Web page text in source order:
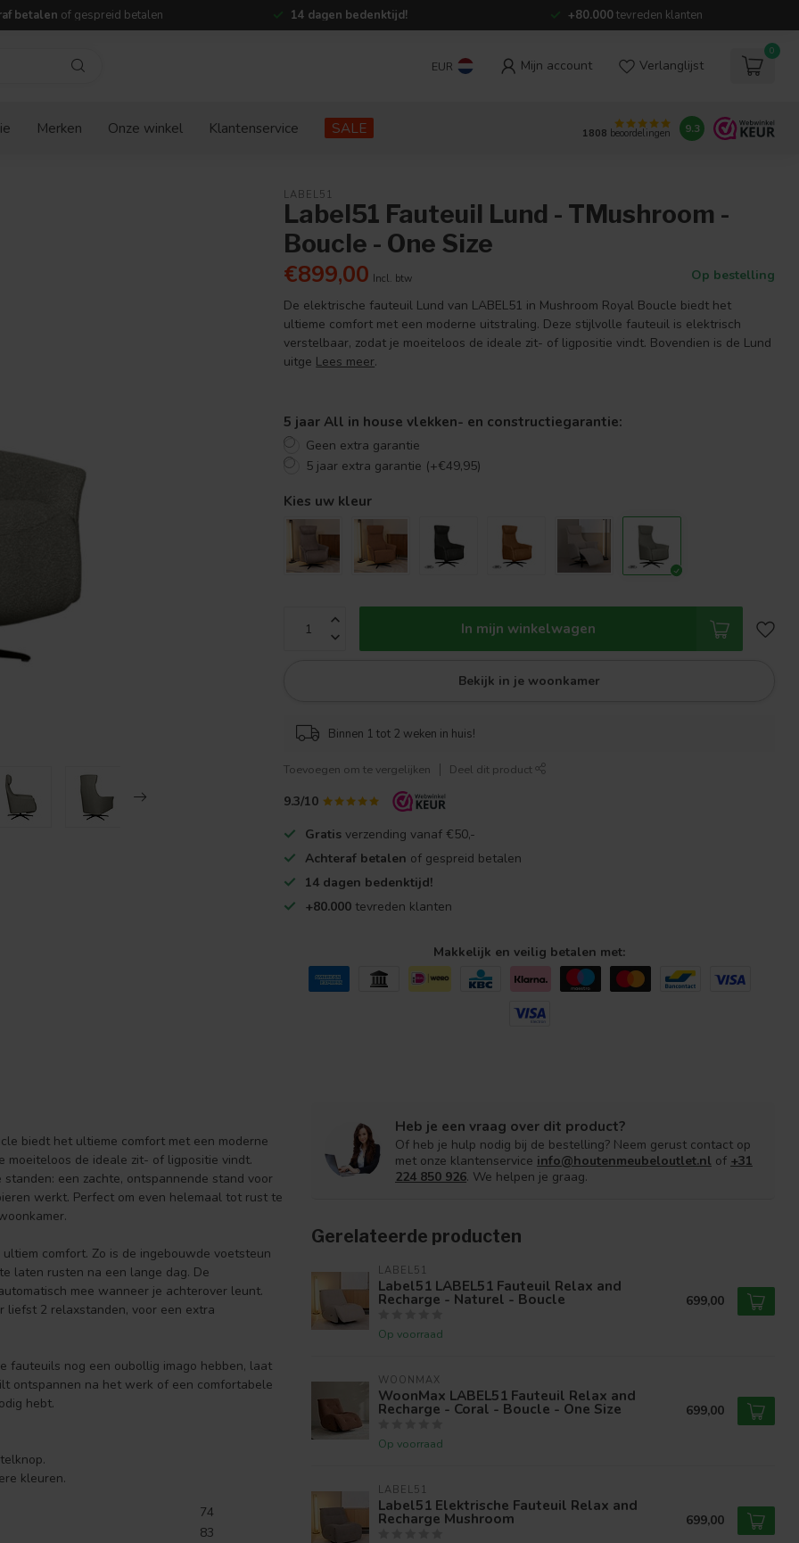
betalen of gespreid betalen 14 dagen bedenktijd! +80.000tevreden klanten
EUR Mijn account Verlanglijst
0
Merken Onze winkel Klantenservice SALE 1808 beoordelingen 9.3
LABEL51
Label51 Fauteuil Lund - TMushroom -
Boucle - One Size
€899,00 Incl. btw
Op bestelling
De elektrische fauteuil Lund van LABEL51 in Mushroom Royal Boucle biedt het
ultieme comfort met een moderne uitstraling. Deze stijlvolle fauteuil is elektrisch
verstelbaar, zodat je moeiteloos de ideale zit- of ligpositie vindt. Bovendien is de Lund
uitge Lees meer.
5 jaar All in house vlekken- en constructiegarantie:
Geen extra garantie
5 jaar extra garantie (+€49,95)
Kies uw kleur
In mijn winkelwagen
Bekijk in je woonkamer
Binnen 1 tot 2 weken in huis!
Toevoegen om te vergelijken Deel dit product
9.3/10
Gratis verzending vanaf €50,-
Achteraf betalen of gespreid betalen
14 dagen bedenktijd!
+80.000 tevreden klanten
Makkelijk en veilig betalen met:
biedt het ultieme comfort met een moderne
de ideale zit- of ligpositie vindt.
een zachte, ontspannende stand voor
werkt. Perfect om even helemaal tot rust te
comfort. Zo is de ingebouwde voetsteun
laten rusten na een lange dag. De
mee wanneer je achterover leunt.
liefst 2 relaxstanden, voor een extra
fauteuils nog een oubollig imago hebben, laat
ontspannen na het werk of een comfortabele
hebt.
kleuren.
74
83
Heb je een vraag over dit product?
Of heb je hulp nodig bij de bestelling? Neem gerust contact op
met onze klantenservice info@houtenmeubeloutlet.nl of +31
224 850 926. We helpen je graag.
Gerelateerde producten
LABEL51
Label51 LABEL51 Fauteuil Relax and
Recharge - Naturel - Boucle
Op voorraad
699,00
WOONMAX
WoonMax LABEL51 Fauteuil Relax and
Recharge - Coral - Boucle - One Size
Op voorraad
699,00
LABEL51
Label51 Elektrische Fauteuil Relax and
Recharge Mushroom 699,00